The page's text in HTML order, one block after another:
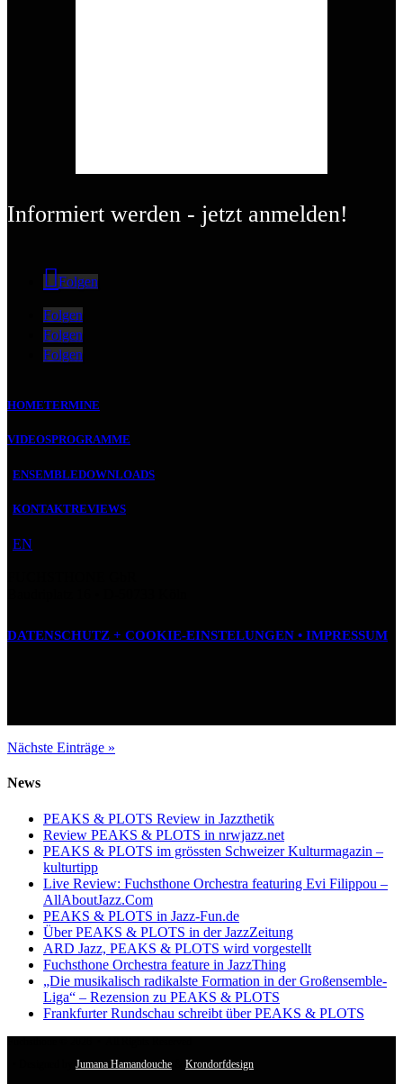
Informiert werden - jetzt anmelden!
Folgen
Folgen
Folgen
Folgen
HOMETERMINE
VIDEOSPROGRAMME
ENSEMBLEDOWNLOADS
KONTAKTREVIEWS
EN
DATENSCHUTZ + COOKIE-EINSTELUNGEN • IMPRESSUM
Nächste Einträge »
News
PEAKS & PLOTS Review in Jazzthetik
Review PEAKS & PLOTS in nrwjazz.net
PEAKS & PLOTS im grössten Schweizer Kulturmagazin –
kulturtipp
Live Review: Fuchsthone Orchestra featuring Evi Filippou –
AllAboutJazz.Com
PEAKS & PLOTS in Jazz-Fun.de
Über PEAKS & PLOTS in der JazzZeitung
ARD Jazz, PEAKS & PLOTS wird vorgestellt
Fuchsthone Orchestra feature in JazzThing
„Die musikalisch radikalste Formation in der Großensemble-
Liga“ – Rezension zu PEAKS & PLOTS
Frankfurter Rundschau schreibt über PEAKS & PLOTS
Jumana Hamandouche Krondorfdesign